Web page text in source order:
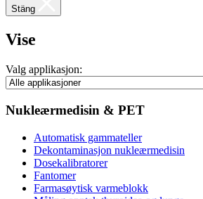
Stäng
Vise
Valg applikasjon:
Nukleærmedisin & PET
Automatisk gammateller
Dekontaminasjon nukleærmedisin
Dosekalibratorer
Fantomer
Farmasøytisk varmeblokk